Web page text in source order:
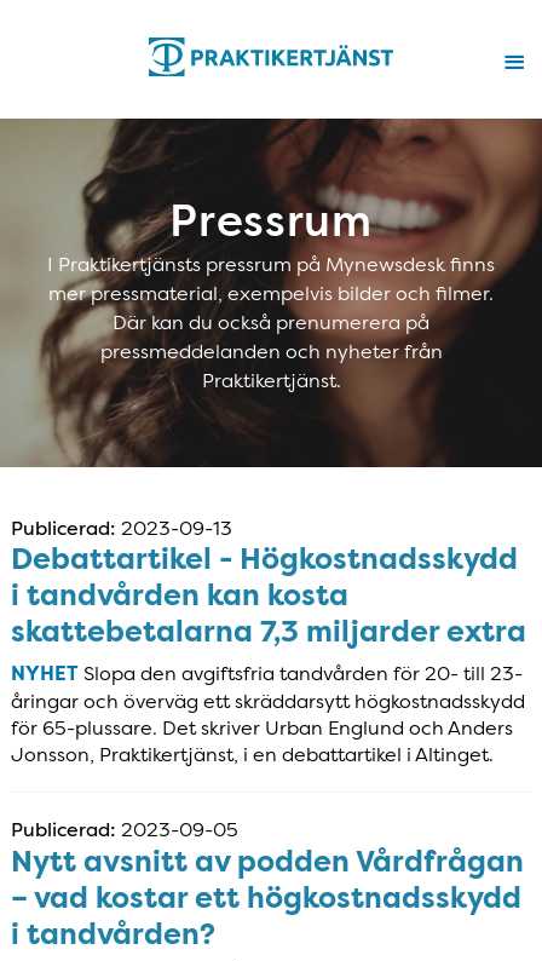
Pressrum
I Praktikertjänsts pressrum på Mynewsdesk finns
mer pressmaterial, exempelvis bilder och filmer.
Där kan du också prenumerera på
pressmeddelanden och nyheter från
Praktikertjänst.
Publicerad: 2023-09-13
Debattartikel - Högkostnadsskydd
i tandvården kan kosta
skattebetalarna 7,3 miljarder extra
NYHET Slopa den avgiftsfria tandvården för 20- till 23-
åringar och överväg ett skräddarsytt högkostnadsskydd
för 65-plussare. Det skriver Urban Englund och Anders
Jonsson, Praktikertjänst, i en debattartikel i Altinget.
Publicerad: 2023-09-05
Nytt avsnitt av podden Vårdfrågan
– vad kostar ett högkostnadsskydd
i tandvården?